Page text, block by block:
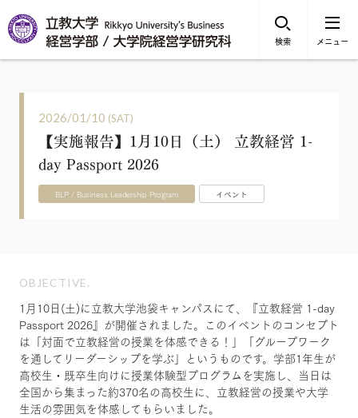
検索 メニュー
2026/01/10 (SAT)
【実施報告】1月10日（土） 立教経営 1-
day Passport 2026
BLP / Business Leadership Program イベント
OBJECTIVE.
1月10日(土)に立教大学池袋キャンパスにて、『立教経営 1-day
Passport 2026』が開催されました。このイベントのコンセプト
は「対面で立教経営の授業を体感できる！」「グループワーク
を通してリーダーシップを学ぶ」というものです。学部1年生が
高校生・既卒生向けに授業体験型プログラムを実施し、当日は
全国から集まった約370名の高校生に、立教経営の授業や大学
生活の雰囲気を体感してもらいました。